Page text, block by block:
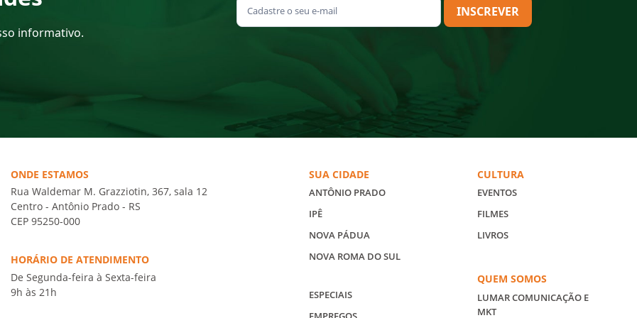
informativo.
INSCREVER
ONDE ESTAMOS
Rua Waldemar M. Grazziotin, 367, sala 12
Centro - Antônio Prado - RS
CEP 95250-000
HORÁRIO DE ATENDIMENTO
De Segunda-feira à Sexta-feira
9h às 21h
SUA CIDADE
ANTÔNIO PRADO
IPÊ
NOVA PÁDUA
NOVA ROMA DO SUL
ESPECIAIS
CULTURA
EVENTOS
FILMES
LIVROS
QUEM SOMOS
LUMAR COMUNICAÇÃO E
MKT